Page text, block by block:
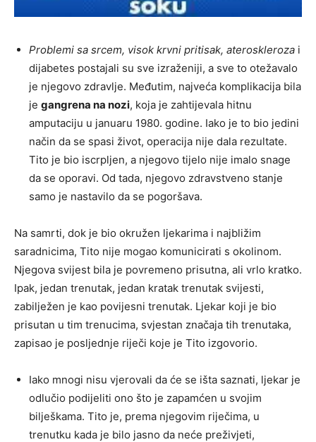
Problemi sa srcem, visok krvni pritisak, ateroskleroza i
dijabetes postajali su sve izraženiji, a sve to otežavalo
je njegovo zdravlje. Međutim, najveća komplikacija bila
je gangrena na nozi, koja je zahtijevala hitnu
amputaciju u januaru 1980. godine. Iako je to bio jedini
način da se spasi život, operacija nije dala rezultate.
Tito je bio iscrpljen, a njegovo tijelo nije imalo snage
da se oporavi. Od tada, njegovo zdravstveno stanje
samo je nastavilo da se pogoršava.
Na samrti, dok je bio okružen ljekarima i najbližim
saradnicima, Tito nije mogao komunicirati s okolinom.
Njegova svijest bila je povremeno prisutna, ali vrlo kratko.
Ipak, jedan trenutak, jedan kratak trenutak svijesti,
zabilježen je kao povijesni trenutak. Ljekar koji je bio
prisutan u tim trenucima, svjestan značaja tih trenutaka,
zapisao je posljednje riječi koje je Tito izgovorio.
Iako mnogi nisu vjerovali da će se išta saznati, ljekar je
odlučio podijeliti ono što je zapamćen u svojim
bilješkama. Tito je, prema njegovim riječima, u
trenutku kada je bilo jasno da neće preživjeti,